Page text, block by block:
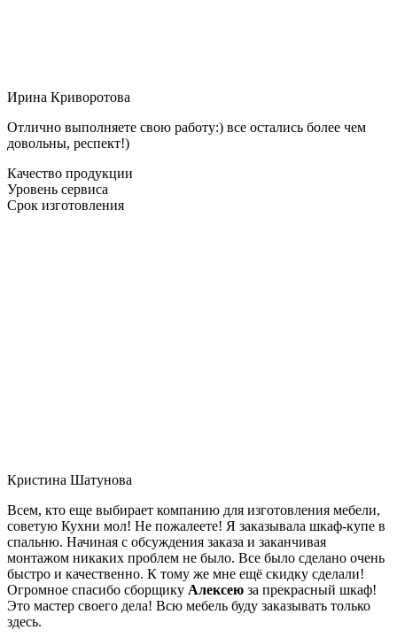
Ирина Криворотова
Отлично выполняете свою работу:) все остались более чем
довольны, респект!)
Качество продукции
Уровень сервиса
Срок изготовления
Кристина Шатунова
Всем, кто еще выбирает компанию для изготовления мебели,
советую Кухни мол! Не пожалеете! Я заказывала шкаф-купе в
спальню. Начиная с обсуждения заказа и заканчивая
монтажом никаких проблем не было. Все было сделано очень
быстро и качественно. К тому же мне ещё скидку сделали!
Огромное спасибо сборщику Алексею за прекрасный шкаф!
Это мастер своего дела! Всю мебель буду заказывать только
здесь.